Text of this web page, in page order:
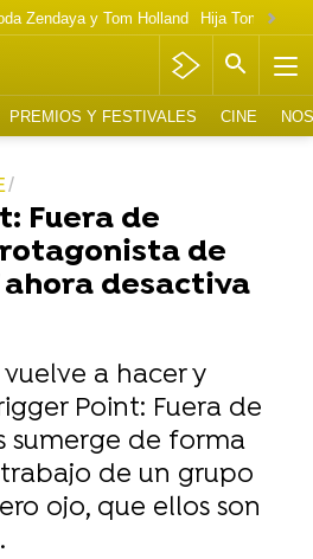
Zendaya y Tom Holland Hija Tom
PREMIOS Y FESTIVALES CINE
Fuera de
de
desactiva
a hacer y
Point: Fuera de
sumerge de forma
de un grupo
ojo, que ellos son